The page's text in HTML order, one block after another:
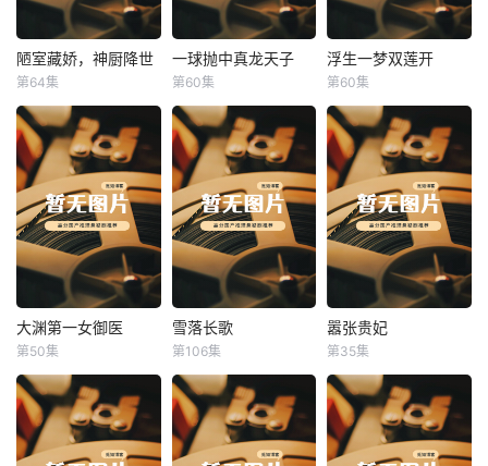
陋室藏娇，神厨降世
陋室藏娇，神厨降世
第64集
一球抛中真龙天子
一球抛中真龙天子
第60集
浮生一梦双莲开
浮生一梦双莲开
第60集
大渊第一女御医
大渊第一女御医
第50集
雪落长歌
雪落长歌
第106集
嚣张贵妃
嚣张贵妃
第35集